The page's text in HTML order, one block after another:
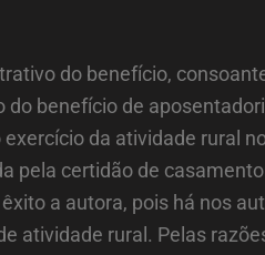
do benefício,
benefício de
da atividade rural
pela certidão de
a autora, pois há nos
atividade rural. Pelas